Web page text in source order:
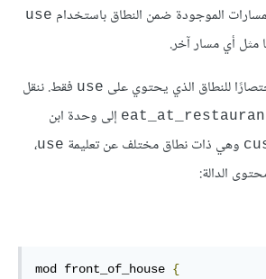
الموجودة ضمن النطاق باستخدام use
مثل أي مسار آخر.
للنطاق الذي يحتوي على use فقط. ننقل
إلى وحدة ابن
وهي ذات نطاق مختلف عن تعليمة use،
الدالة:
mod front_of_house {